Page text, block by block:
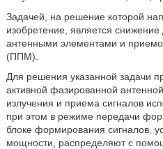
Задачей, на решение которой
изобретение, является
антенными элементами и
(ППМ).
Для решения указанной задачи
активной фазированной
излучения и приема сигналов
при этом в режиме передачи
блоке формирования сигналов,
мощности, распределяют с